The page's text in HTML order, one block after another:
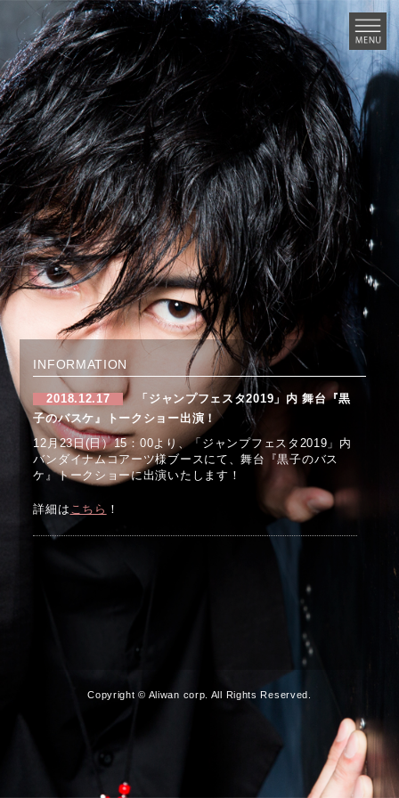
INFORMATION
2018.12.17
「ジャンプフェスタ2019」内 舞台『黒
子のバスケ』トークショー出演！
12月23日(日）15：00より、「ジャンプフェスタ2019」内
バンダイナムコアーツ様ブースにて、舞台『黒子のバス
ケ』トークショーに出演いたします！
詳細は こちら ！
Copyright © Aliwan corp. All Rights Reserved.